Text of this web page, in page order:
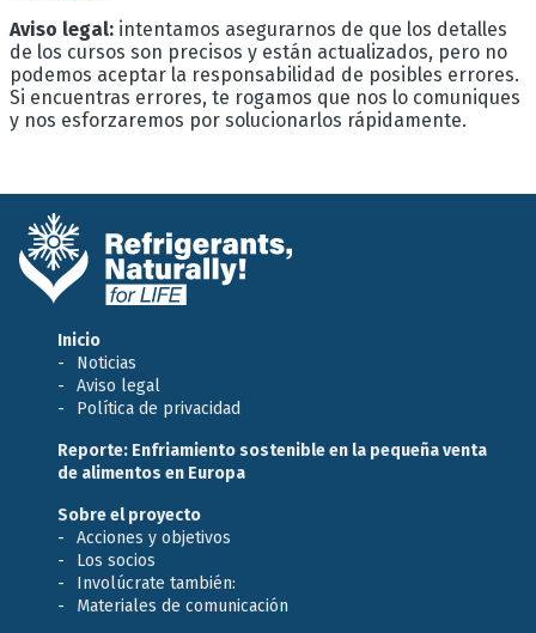
Aviso legal: intentamos asegurarnos de que los detalles
de los cursos son precisos y están actualizados, pero no
podemos aceptar la responsabilidad de posibles errores.
Si encuentras errores, te rogamos que nos lo comuniques
y nos esforzaremos por solucionarlos rápidamente.
Inicio
Noticias
Aviso legal
Política de privacidad
Reporte: Enfriamiento sostenible en la pequeña venta
de alimentos en Europa
Sobre el proyecto
Acciones y objetivos
Los socios
Involúcrate también:
Materiales de comunicación